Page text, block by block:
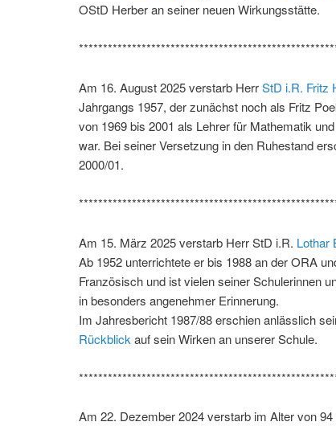
OStD Herber an seiner neuen Wirkungsstätte.
Am 16. August 2025 verstarb HerrStD i.R. Fritz
Jahrgangs 1957, der zunächst noch als Fritz
von 1969 bis 2001 als Lehrer für Mathematik
war. Bei seiner Versetzung in den Ruhestand
2000/01.
Am 15. März 2025 verstarb Herr StD i.R. Lothar
Ab 1952 unterrichtete er bis 1988 an der ORA
Französisch und ist vielen seiner Schulerinnen
in besonders angenehmer Erinnerung.
Im Jahresbericht 1987/88 erschien anlässlich
Rückblick auf sein Wirken an unserer Schule.
Am 22. Dezember 2024 verstarb im Alter von